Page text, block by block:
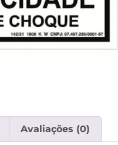
Avaliações (0)